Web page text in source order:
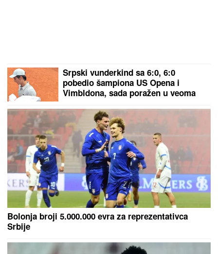
Srpski vunderkind sa 6:0, 6:0
pobedio šampiona US Opena i
Vimbldona, sada poražen u veoma
Bolonja broji 5.000.000 evra za reprezentativca
Srbije